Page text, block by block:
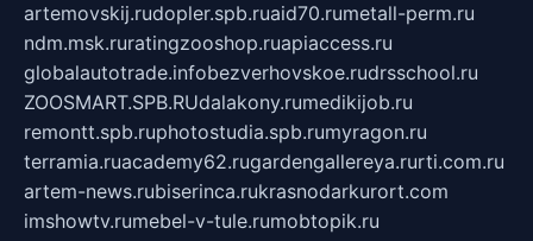
artemovskij.rudopler.spb.ruaid70.rumetall-perm.ru
ndm.msk.ruratingzooshop.ruapiaccess.ru
globalautotrade.infobezverhovskoe.rudrsschool.ru
ZOOSMART.SPB.RUdalakony.rumedikijob.ru
remontt.spb.ruphotostudia.spb.rumyragon.ru
terramia.ruacademy62.rugardengallereya.rurti.com.ru
artem-news.rubiserinca.rukrasnodarkurort.com
imshowtv.rumebel-v-tule.rumobtopik.ru